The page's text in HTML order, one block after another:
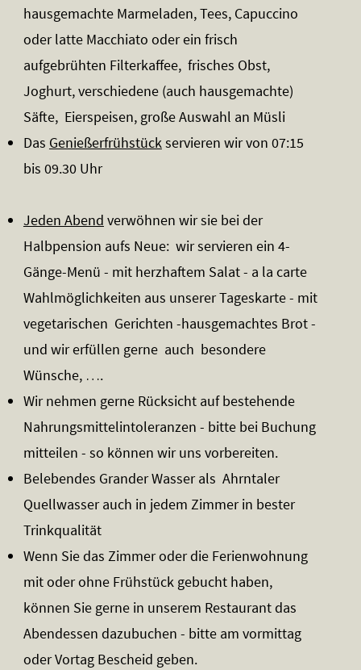
hausgemachte Marmeladen, Tees, Capuccino
oder latte Macchiato oder ein frisch
aufgebrühten Filterkaffee, frisches Obst,
Joghurt, verschiedene (auch hausgemachte)
Säfte, Eierspeisen, große Auswahl an Müsli
Das Genießerfrühstückservieren wir von 07:15
bis 09.30 Uhr
Jeden Abend verwöhnen wir sie bei der
Halbpension aufs Neue: wir servieren ein 4-
Gänge-Menü - mit herzhaftem Salat - a la carte
Wahlmöglichkeiten aus unserer Tageskarte - mit
vegetarischen Gerichten -hausgemachtes Brot -
und wir erfüllen gerne auch besondere
Wünsche, ….
Wir nehmen gerne Rücksicht auf bestehende
Nahrungsmittelintoleranzen - bitte bei Buchung
mitteilen - so können wir uns vorbereiten.
Belebendes Grander Wasser als Ahrntaler
Quellwasser auch in jedem Zimmer in bester
Trinkqualität
Wenn Sie das Zimmer oder die Ferienwohnung
mit oder ohne Frühstück gebucht haben,
können Sie gerne in unserem Restaurant das
Abendessen dazubuchen - bitte am vormittag
oder Vortag Bescheid geben.